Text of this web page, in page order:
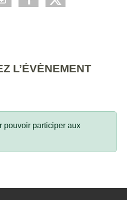
L’ÉVÈNEMENT
pouvoir participer aux